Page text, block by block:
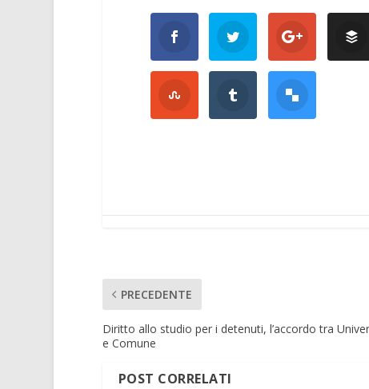
PRECEDENTE
Diritto allo studio per i detenuti, l’accordo tra
e Comune
POST CORRELATI